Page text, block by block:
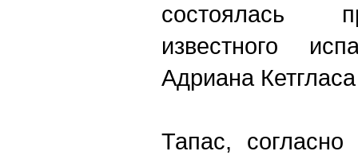
состоялась
известного
Адриана
Тапас,